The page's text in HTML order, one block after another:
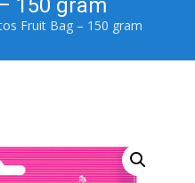
150 gram
Fruit Bag – 150 gram